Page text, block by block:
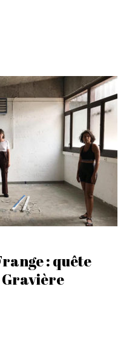
: quête